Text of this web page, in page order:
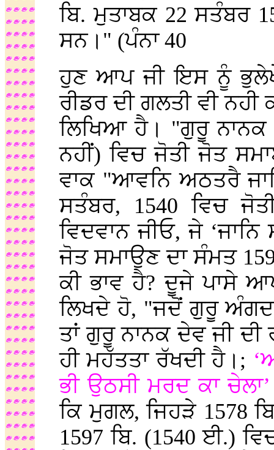
ਬਿ. ਮੁਤਾਬਕ 22 ਸਤੰਬਰ
ਸਨ।" (ਪੰਨਾ 40
ਹੁਣ ਆਪ ਜੀ ਇਸ ਨੂੰ
ਰੀਡਰ ਦੀ ਗਲਤੀ ਵੀ
ਲਿਖਿਆ ਹੈ। "ਗੁਰੂ ਨਾਨਕ
ਨਹੀਂ) ਵਿਚ ਜੋਤੀ ਜੋਤ
ਵਾਕ "ਆਵਨਿ ਅਠਤਰੈ
ਸਤੰਬਰ, 1540 ਵਿਚ
ਵਿਦਵਾਨ ਜੀਓ, ਜੇ
ਜੋਤ ਸਮਾਉਣ ਦਾ ਸੰਮਤ
ਕੀ ਭਾਵ ਹੈ? ਦੂਜੇ ਪਾਸੇ
ਲਿਖਦੇ ਹੋ, "ਜਦੋਂ ਗੁਰੂ
ਤਾਂ ਗੁਰੂ ਨਾਨਕ ਦੇਵ ਜੀ
ਹੀ ਮਹੱਤਤਾ ਰੱਖਦੀ ਹੈ।;
ਭੀ ਉਠਸੀ ਮਰਦ ਕਾ ਚੇਲਾ’
ਕਿ ਮੁਗਲ, ਜਿਹੜੇ 1578
1597 ਬਿ. (1540 ਈ.)